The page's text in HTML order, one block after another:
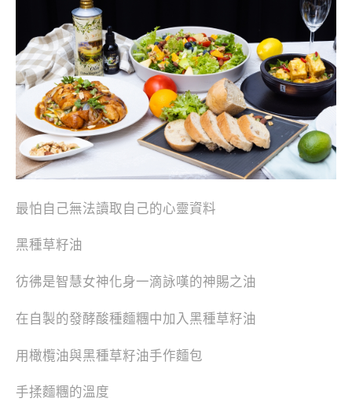
最怕自己無法讀取自己的心靈資料
黑種草籽油
彷彿是智慧女神化身一滴詠嘆的神賜之油
在自製的發酵酸種麵糰中加入黑種草籽油
用橄欖油與黑種草籽油手作麵包
手揉麵糰的溫度